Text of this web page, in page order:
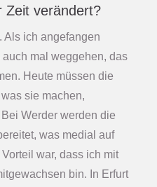
Zeit verändert?
Als ich angefangen
mal weggehen, das
Heute müssen die
sie machen,
Werder werden die
was medial auf
war, dass ich mit
bin. In Erfurt